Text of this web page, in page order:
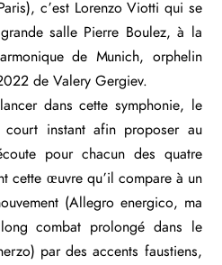
c’est Lorenzo Viotti qui se
salle Pierre Boulez, à la
de Munich, orphelin
de Valery Gergiev.
dans cette symphonie, le
instant afin proposer au
pour chacun des quatre
cette œuvre qu’il compare à un
(Allegro energico, ma
combat prolongé dans le
par des accents faustiens,